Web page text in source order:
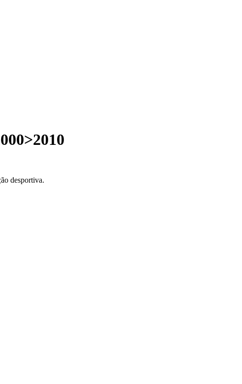
desportiva.